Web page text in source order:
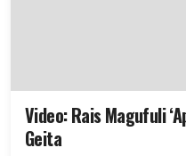
Video: Rais Magufuli
Geita